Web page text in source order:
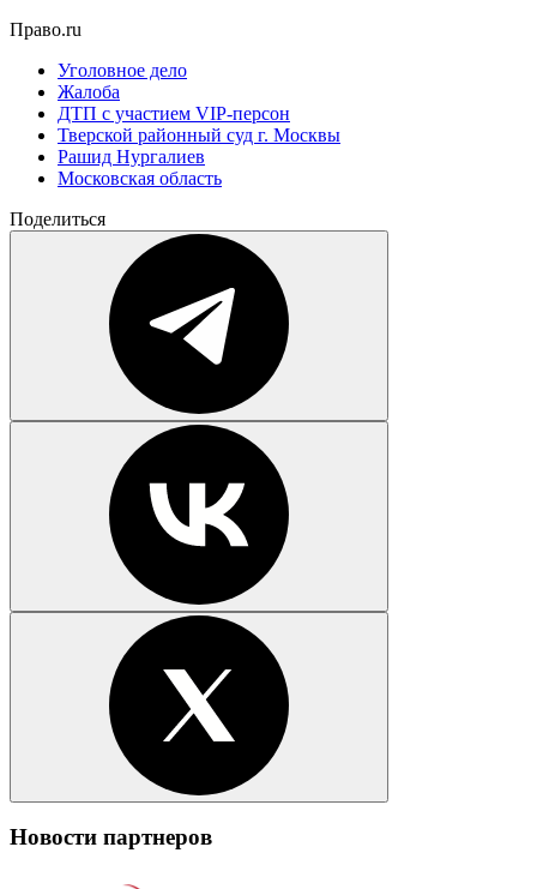
Право.ru
Уголовное дело
Жалоба
ДТП с участием VIP-персон
Тверской районный суд г. Москвы
Рашид Нургалиев
Московская область
Поделиться
Новости партнеров